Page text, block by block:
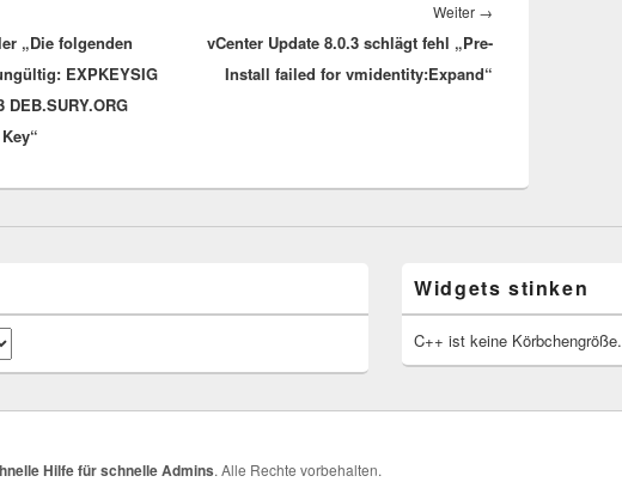
„Die folgenden
EXPKEYSIG
DEB.SURY.ORG
Weiter →
Beitrag:
vCenter Update 8.0.3 schlägt fehl „Pre-
Install failed for vmidentity:Expand“
Widgets stinken
C++ ist keine Körbchengröße.
Hilfe für schnelle Admins. Alle Rechte vorbehalten.